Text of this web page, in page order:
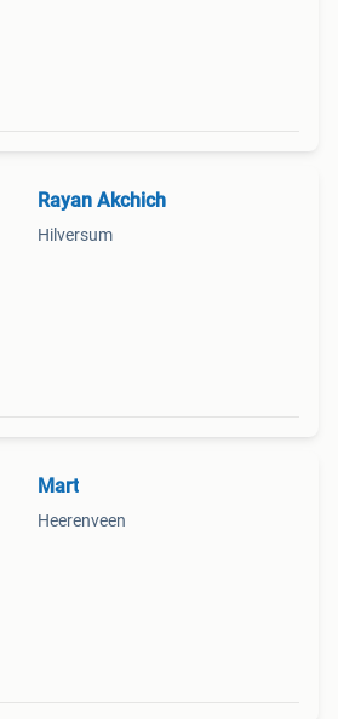
Rayan Akchich
Hilversum
Mart
Heerenveen